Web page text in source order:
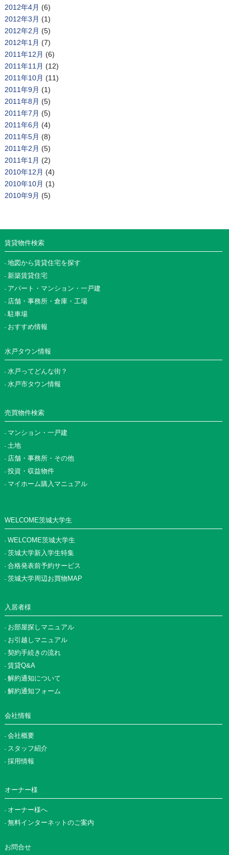
2012年4月 (6)
2012年3月 (1)
2012年2月 (5)
2012年1月 (7)
2011年12月 (6)
2011年11月 (12)
2011年10月 (11)
2011年9月 (1)
2011年8月 (5)
2011年7月 (5)
2011年6月 (4)
2011年5月 (8)
2011年2月 (5)
2011年1月 (2)
2010年12月 (4)
2010年10月 (1)
2010年9月 (5)
賃貸物件検索
地図から賃貸住宅を探す
新築賃貸住宅
アパート・マンション・一戸建
店舗・事務所・倉庫・工場
駐車場
おすすめ情報
水戸タウン情報
水戸ってどんな街？
水戸市タウン情報
売買物件検索
マンション・一戸建
土地
店舗・事務所・その他
投資・収益物件
マイホーム購入マニュアル
WELCOME茨城大学生
WELCOME茨城大学生
茨城大学新入学生特集
合格発表前予約サービス
茨城大学周辺お買物MAP
入居者様
お部屋探しマニュアル
お引越しマニュアル
契約手続きの流れ
賃貸Q&A
解約通知について
解約通知フォーム
会社情報
会社概要
スタッフ紹介
採用情報
オーナー様
オーナー様へ
無料インターネットのご案内
お問合せ